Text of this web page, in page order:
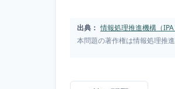
出典： 情報処理推進機構（
本問題の著作権は情報処理推